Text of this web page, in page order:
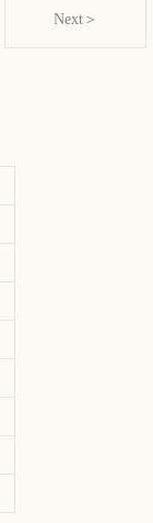
Next＞